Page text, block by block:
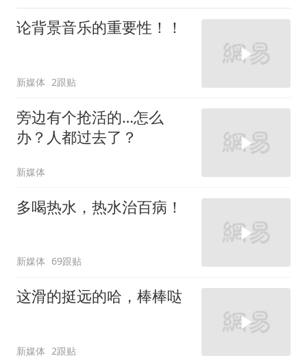
论背景音乐的重要性！！
新媒体 2跟贴
旁边有个抢活的…怎么
办？人都过去了？
新媒体
多喝热水，热水治百病！
新媒体 69跟贴
这滑的挺远的哈，棒棒哒
新媒体 2跟贴